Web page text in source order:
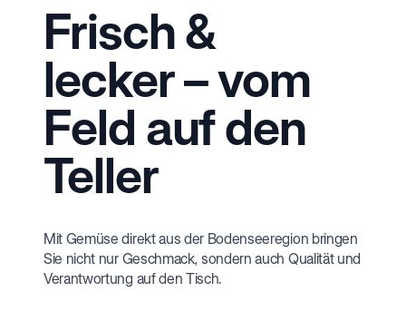
Frisch &
lecker – vom
Feld auf den
Teller
Mit Gemüse direkt aus der Bodenseeregion bringen
Sie nicht nur Geschmack, sondern auch Qualität und
Verantwortung auf den Tisch.